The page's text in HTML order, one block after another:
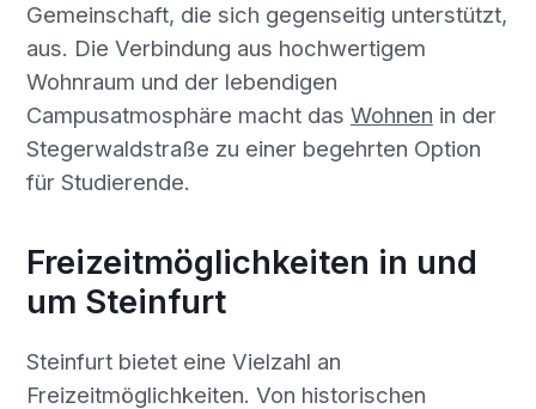
Gemeinschaft, die sich gegenseitig unterstützt,
aus. Die Verbindung aus hochwertigem
Wohnraum und der lebendigen
Campusatmosphäre macht das Wohnen in der
Stegerwaldstraße zu einer begehrten Option
für Studierende.
Freizeitmöglichkeiten in und
um Steinfurt
Steinfurt bietet eine Vielzahl an
Freizeitmöglichkeiten. Von historischen